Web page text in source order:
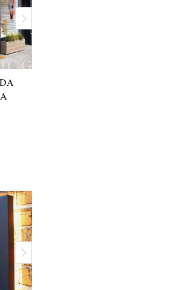
was: 200.00₺.
price is: 180.00₺.